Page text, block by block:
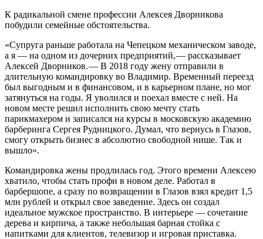
К радикальной смене профессии Алексея Дворникова
побудили семейные обстоятельства.
«Супруга раньше работала на Чепецком механическом заводе,
а я — ​на одном из дочерних предприятий, — ​рассказывает
Алексей Дворников. — ​В 2018 году жену отправили в
длительную командировку во Владимир. Временный переезд
был выгодным и в финансовом, и в карьерном плане, но мог
затянуться на годы. Я уволился и поехал вместе с ней. На
новом месте решил исполнить свою мечту стать
парикмахером и записался на курсы в московскую академию
барберинга Сергея Рудницкого. Думал, что вернусь в Глазов,
смогу открыть бизнес в абсолютно свободной нише. Так и
вышло».
Командировка жены продлилась год. Этого времени Алексею
хватило, чтобы стать профи в новом деле. Работал в
барбершопе, а сразу по возвращении в Глазов взял кредит 1,5
млн рублей и открыл свое заведение. Здесь он создал
идеальное мужское пространство. В интерьере — ​сочетание
дерева и кирпича, а также небольшая барная стойка с
напитками для клиентов, телевизор и игровая приставка.